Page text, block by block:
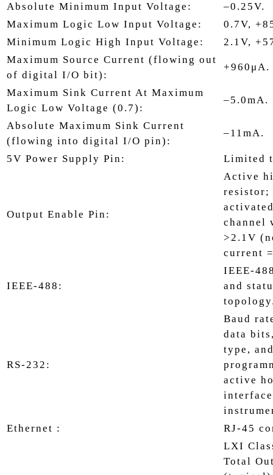
Absolute Minimum Input Voltage:
–0.25V.
Maximum Logic Low Input Voltage:
0.7V,
Minimum Logic High Input Voltage:
2.1V,
Maximum Source Current (flowing out
of digital I/O bit):
+960μA.
Maximum Sink Current At Maximum
Logic Low Voltage (0.7):
–5.0mA.
Absolute Maximum Sink Current
(flowing into digital I/O pin):
–11mA.
5V Power Supply Pin: Limited
Output Enable Pin:
Active
resistor;
channel
>2.1V
current
IEEE-488:
IEEE-
and
RS-232:
Baud
data
type,
active
Ethernet :
RJ-45
LXI
Total